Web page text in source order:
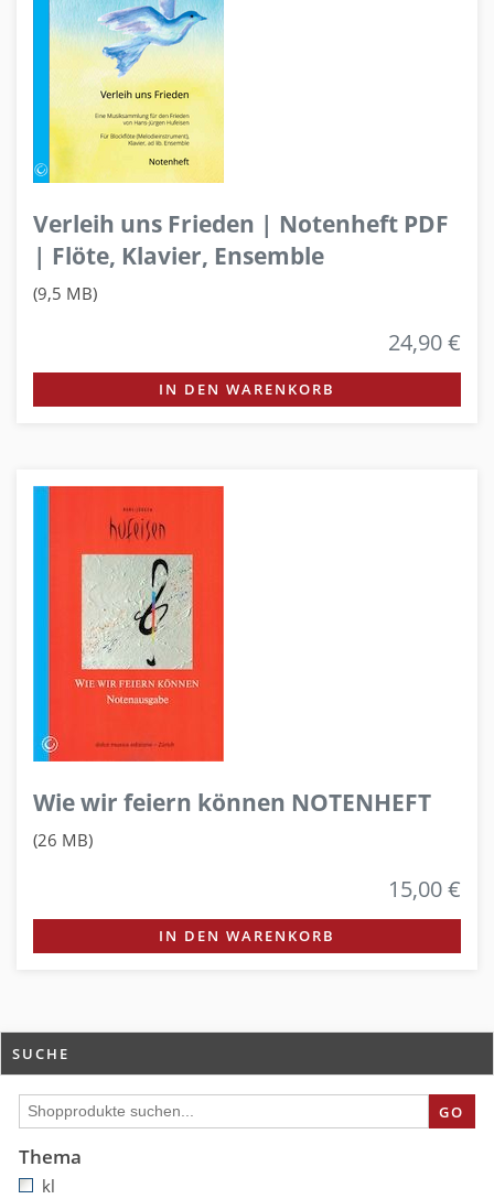
Verleih uns Frieden | Notenheft PDF
| Flöte, Klavier, Ensemble
(9,5 MB)
24,90 €
IN DEN WARENKORB
Wie wir feiern können NOTENHEFT
(26 MB)
15,00 €
IN DEN WARENKORB
SUCHE
GO
Thema
kl